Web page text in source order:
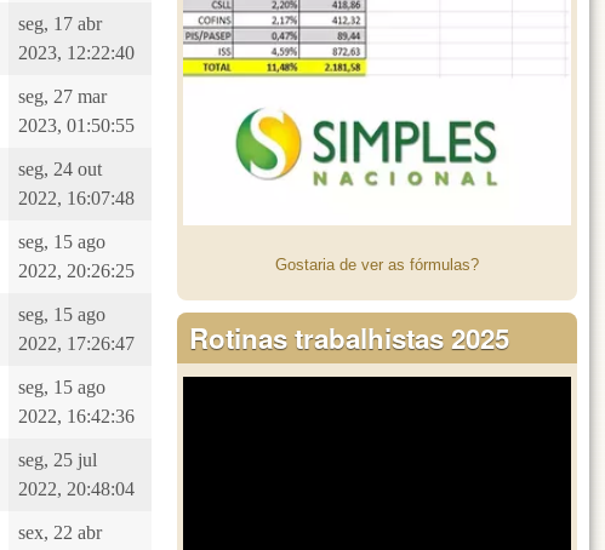
seg, 17 abr
2023, 12:22:40
seg, 27 mar
2023, 01:50:55
seg, 24 out
2022, 16:07:48
seg, 15 ago
2022, 20:26:25
seg, 15 ago
2022, 17:26:47
seg, 15 ago
2022, 16:42:36
seg, 25 jul
2022, 20:48:04
sex, 22 abr
Gostaria de ver as fórmulas?
Rotinas trabalhistas 2025